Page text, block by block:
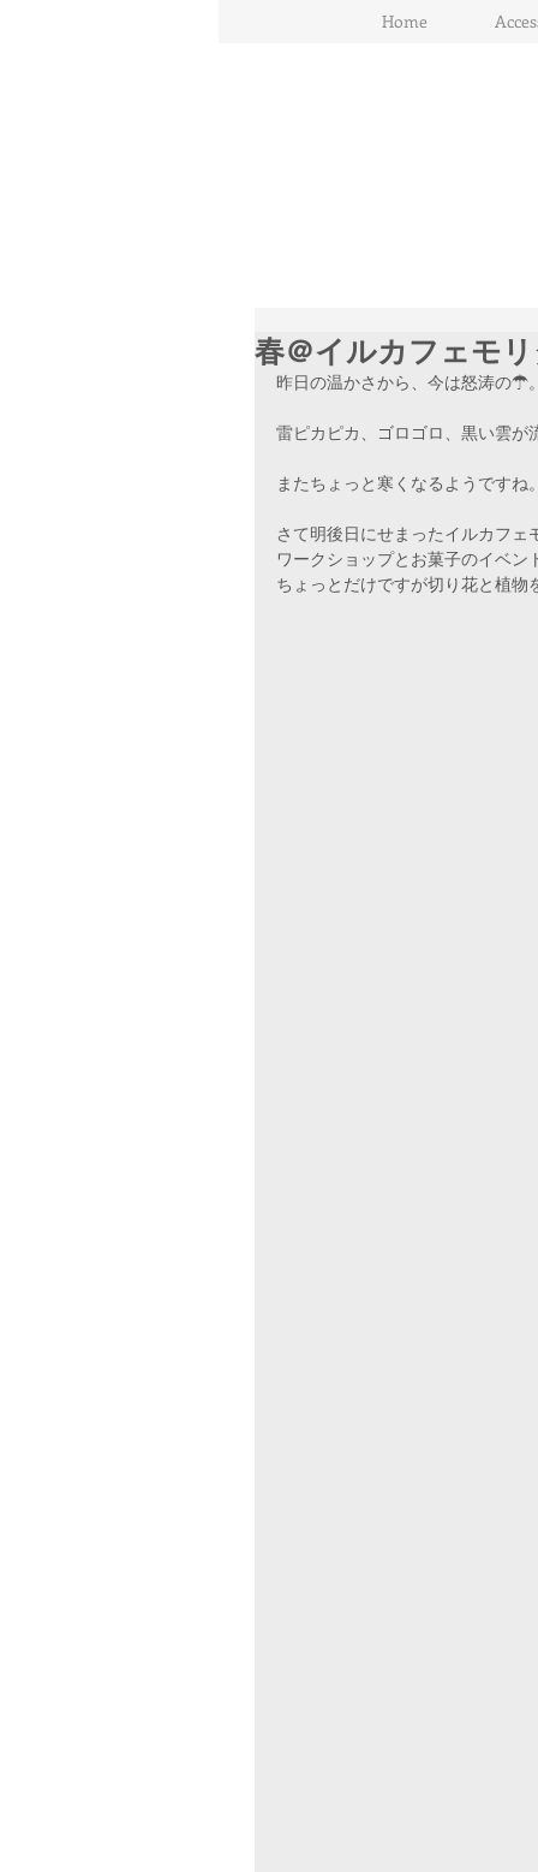
Home
春＠イルカフェモ
昨日の温かさから、今は怒涛の☂。
雷ピカピカ、ゴロゴロ、黒い雲が
またちょっと寒くなるようですね。
さて明後日にせまったイルカフェ
ワークショップとお菓子のイベン
ちょっとだけですが切り花と植物